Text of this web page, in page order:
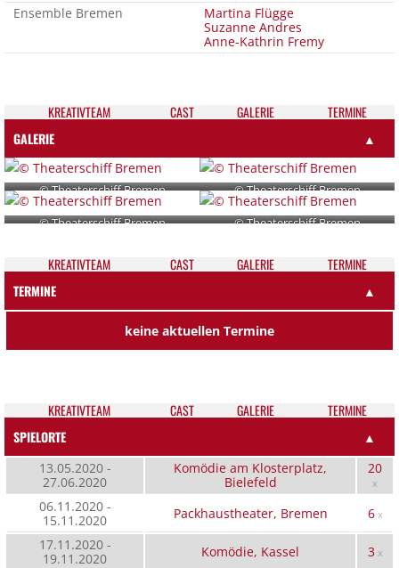
Ensemble Bremen
Martina Flügge
Suzanne Andres
Anne-Kathrin Fremy
KREATIV­TEAM CAST GALE­RIE
TER­MI­NE
GALERIE
▲
© Theaterschiff Bremen © Theaterschiff Bremen
© Theaterschiff Bremen © Theaterschiff Bremen
KREATIV­TEAM CAST GALE­RIE
TER­MI­NE
TERMINE
▲
keine aktuellen Termine
KREATIV­TEAM CAST GALE­RIE
TER­MI­NE
SPIELORTE
▲
13.05.2020 -
27.06.2020
Komödie am Klosterplatz,
Bielefeld
20
x
06.11.2020 -
15.11.2020
Packhaustheater, Bremen 6x
17.11.2020 -
19.11.2020
Komödie, Kassel 3 x